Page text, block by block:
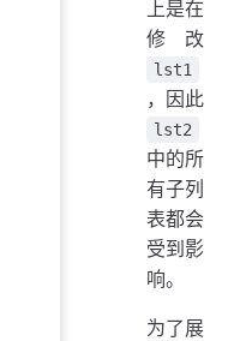
上是在
修改
lst1
，因此
lst2
中的所
有子列
表都会
受到影
响。
为了展